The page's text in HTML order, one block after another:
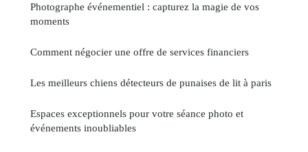
Photographe événementiel : capturez la magie de vos
moments
Comment négocier une offre de services financiers
Les meilleurs chiens détecteurs de punaises de lit à paris
Espaces exceptionnels pour votre séance photo et
événements inoubliables